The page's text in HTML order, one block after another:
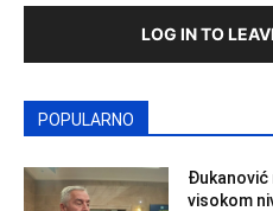
LOG IN TO
POPULARNO
Đukanović
visokom